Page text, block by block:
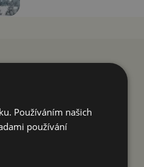
Používáním našich
používání